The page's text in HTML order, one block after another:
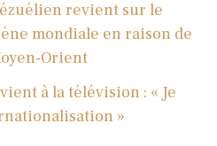
revient sur le
mondiale en raison de
Orient
à la télévision : « Je
»